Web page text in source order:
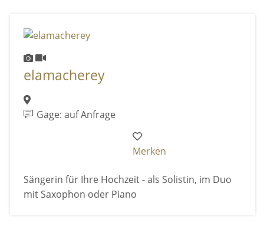
elamacherey
Gage: auf Anfrage
Merken
Sängerin für Ihre Hochzeit - als Solistin, im Duo
mit Saxophon oder Piano